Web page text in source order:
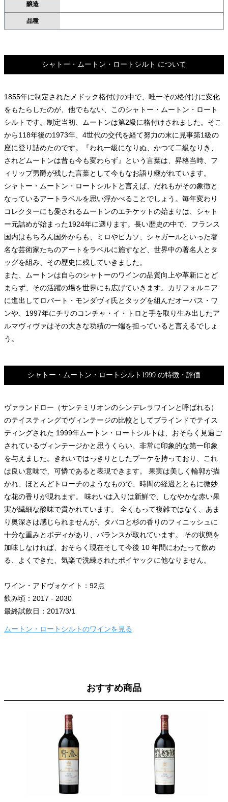
醸造
品種
シャトー・ムートン・ロートシルト について
1855年に制定されたメドック格付けの中で、唯一その格付けに変化
をもたらしたのが、他でもない、このシャトー・ムートン・ロート
シルトです。制定当初、ムートンは第2級に格付けされました。そこ
から118年後の1973年、4世代の交代を経て努力の末に見事第1級の
座に登り詰めたのです。『われ一級になりぬ、かつて二級なりき、
されどムートンは昔も今も変わらず』という言葉は、昇格当時、フ
ィリップ男爵が残した言葉として今もなお語り継がれています。
シャトー・ムートン・ロートシルトと言えば、だれもがその象徴と
なっているアートラベルを思い浮かべることでしょう。毎年変わり
コレクターにも愛されるムートンのエチケットの始まりは、シャト
ー元詰めが始まった1924年に遡ります。長い歴史の中で、フランス
国内はもちろん国外からも、ミロやピカソ、シャガールといった著
名な芸術家たちのアートをラベルに施すなど、世界中の著名人とタ
ッグを組み、その歴史に残していきました。
また、ムートンは自らのシャトーのワインの品質向上や革新にとど
まらず、その活躍の場を世界にも広げていきます。カリフォルニア
に進出してロバート・モンダヴィ氏とタッグを組んだオーパス・ワ
ンや、1997年にチリのコンチャ・イ・トロと手を取り生み出したア
ルマヴィヴァはその大きな功績の一端を担っていると言えるでしょ
う。
シャトー・ムートン・ロートシルト1999 の特徴・評価
ヴァランドロー（サンテミリオンのシンデレラワインと呼ばれる）
のテイスティングでヴィンテージの比較としてブラインドでテイス
ティングされた 1999年ムートン・ロートシルトは、おそらく見過ご
されているヴィンテージかと思うくらい、非常に印象的な第一印象
を与えました。きれいではっきりとしたブーケを持っており、これ
は良い意味で、可憐であると表現できます。 果実は美しく輪郭が描
かれ、ほとんどトローチのようなもので、時間の経過とともに微妙
な花の香りが現れます。 味わいは入りは新鮮で、しなやかな赤い果
実が繊細な酸味で貫かれています。 全くもって複雑ではなく、あま
り奥深さは感じられませんが、タバコと杉の香りのフィニッシュに
十分な重みとボディがあり、バランスが取れています。 その状態を
加味しなければ、おそらく現在そして今後 10 年間にわたって飲め
る、よくできた、気楽で洗練されたポイヤックに他なりません。
ワイン・アドヴォケイト：92点
飲み頃：2017 - 2030
最終試飲日：2017/3/1
ムートン・ロートシルトのワインを見る
おすすめ商品